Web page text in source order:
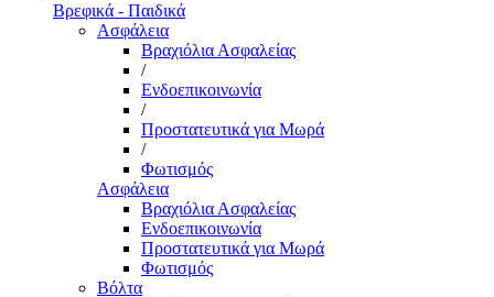
Βρεφικά - Παιδικά
Ασφάλεια
Βραχιόλια Ασφαλείας
/
Ενδοεπικοινωνία
/
Προστατευτικά για Μωρά
/
Φωτισμός
Ασφάλεια
Βραχιόλια Ασφαλείας
Ενδοεπικοινωνία
Προστατευτικά για Μωρά
Φωτισμός
Βόλτα